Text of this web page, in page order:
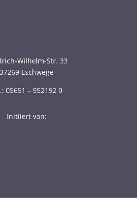
Wilhelm-Str. 33
37269 Eschwege
05651 – 952192 0
Initiiert von: